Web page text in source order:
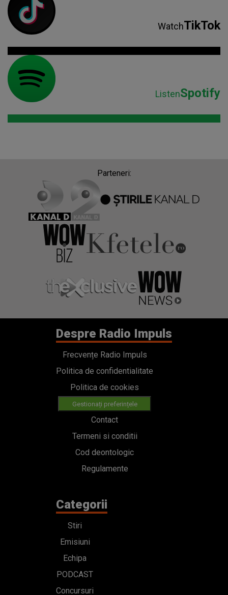
WatchTikTok
ListenSpotify
Parteneri:
Despre Radio Impuls
Frecvențe Radio Impuls
Politica de confidentialitate
Politica de cookies
Gestionați preferințele
Contact
Termeni si conditii
Cod deontologic
Regulamente
Categorii
Stiri
Emisiuni
Echipa
PODCAST
Concursuri